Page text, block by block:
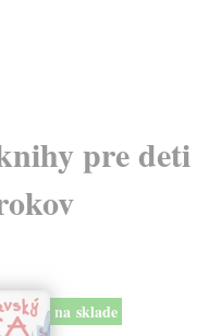
pre deti
na sklade